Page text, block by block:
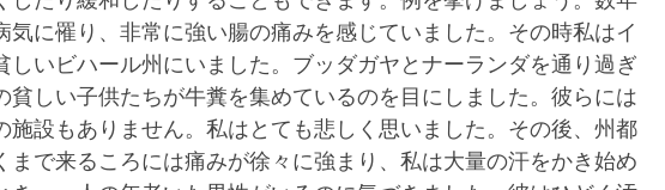
気に罹り、非常に強い腸の痛みを感じていました。その時私はイ
しいビハール州にいました。ブッダガヤとナーランダを通り過ぎ
貧しい子供たちが牛糞を集めているのを目にしました。彼らには
施設もありません。私はとても悲しく思いました。その後、州都
まで来るころには痛みが徐々に強まり、私は大量の汗をかき始め